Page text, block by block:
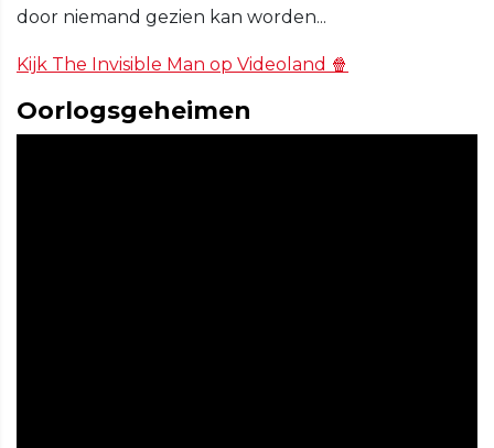
door niemand gezien kan worden...
Kijk The Invisible Man op Videoland 🍿
Oorlogsgeheimen